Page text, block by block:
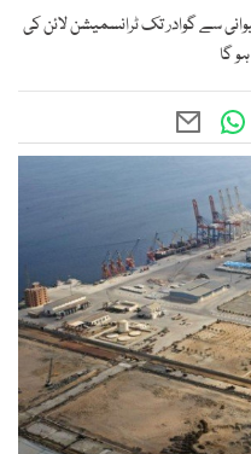
سے گوادر تک ٹرانسمیشن لائن کی